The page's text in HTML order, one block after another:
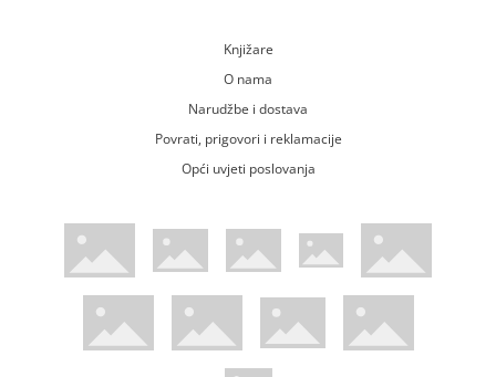
Knjižare
O nama
Narudžbe i dostava
Povrati, prigovori i reklamacije
Opći uvjeti poslovanja
WsPay web stranicaMaestro web stranicaMastercard web stranicaAmerican Express web stranica
Visa web stranica
Diners web stranicaTrustwave certificiranoMastercard sigurnosni kod web
Pci Dss certificirano